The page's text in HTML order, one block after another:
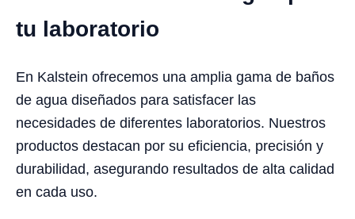
tu laboratorio
En Kalstein ofrecemos una amplia gama de baños
de agua diseñados para satisfacer las
necesidades de diferentes laboratorios. Nuestros
productos destacan por su eficiencia, precisión y
durabilidad, asegurando resultados de alta calidad
en cada uso.